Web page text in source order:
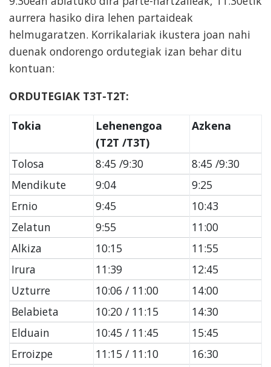
aurrera hasiko dira lehen partaideak
helmugaratzen. Korrikalariak ikustera joan nahi
duenak ondorengo ordutegiak izan behar ditu
kontuan:
ORDUTEGIAK T3T-T2T:
Tokia
Lehenengoa
(T2T /T3T)
Azkena
Tolosa 8:45 /9:30
8:45 /9:30
Mendikute
9:04
9:25
Ernio
9:45
10:43
Zelatun
9:55
11:00
Alkiza
10:15
11:55
Irura
11:39
12:45
Uzturre
10:06 / 11:00
14:00
Belabieta
10:20 / 11:15
14:30
Elduain
10:45 / 11:45
15:45
Erroizpe
11:15 / 11:10
16:30